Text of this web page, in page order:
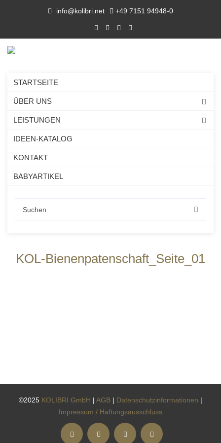
info@kolibri.net +49 7151 94948-0
STARTSEITE
ÜBER UNS
LEISTUNGEN
IDEEN-KATALOG
KONTAKT
BABYARTIKEL
KOL-Bienenpatenschaft_Seite_01
©2025 KOLIBRI GmbH | AGB | Datenschutzinformationen |
Impressum / Haftungsausschluss